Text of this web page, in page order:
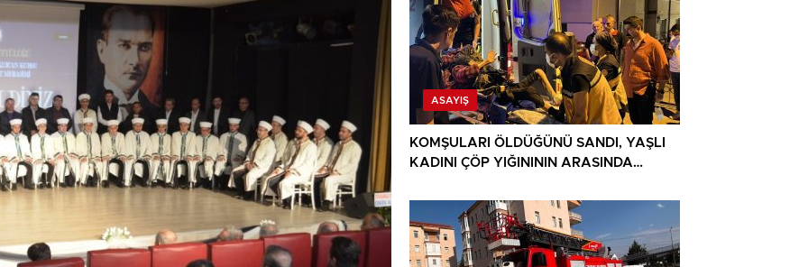
ASAYIŞ
KOMŞULARI ÖLDÜĞÜNÜ SANDI, YAŞLI
KADINI ÇÖP YIĞINININ ARASINDA